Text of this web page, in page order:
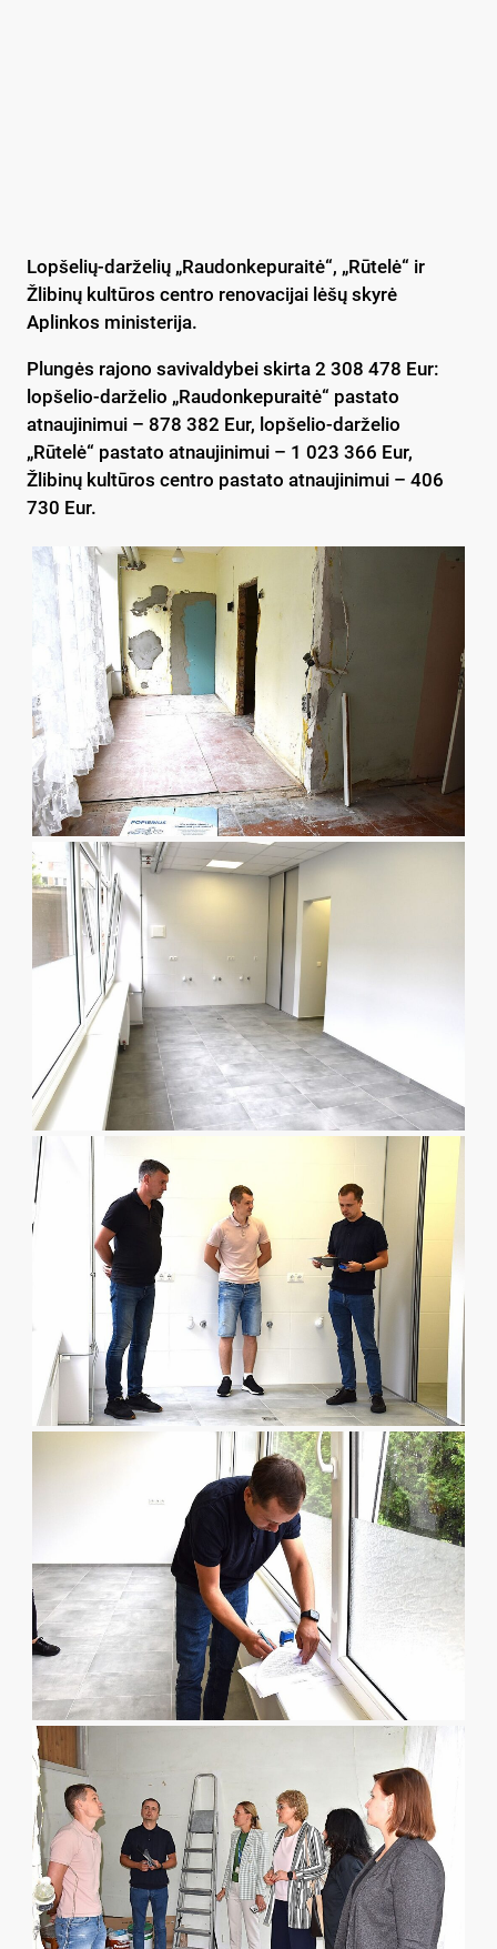
Lopšelių-darželių „Raudonkepuraitė“, „Rūtelė“ ir
Žlibinų kultūros centro renovacijai lėšų skyrė
Aplinkos ministerija.
Plungės rajono savivaldybei skirta 2 308 478 Eur:
lopšelio-darželio „Raudonkepuraitė“ pastato
atnaujinimui – 878 382 Eur, lopšelio-darželio
„Rūtelė“ pastato atnaujinimui – 1 023 366 Eur,
Žlibinų kultūros centro pastato atnaujinimui – 406
730 Eur.